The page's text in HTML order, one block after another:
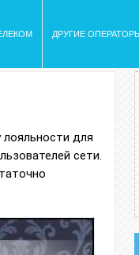
ДРУГИЕ
для
сети.